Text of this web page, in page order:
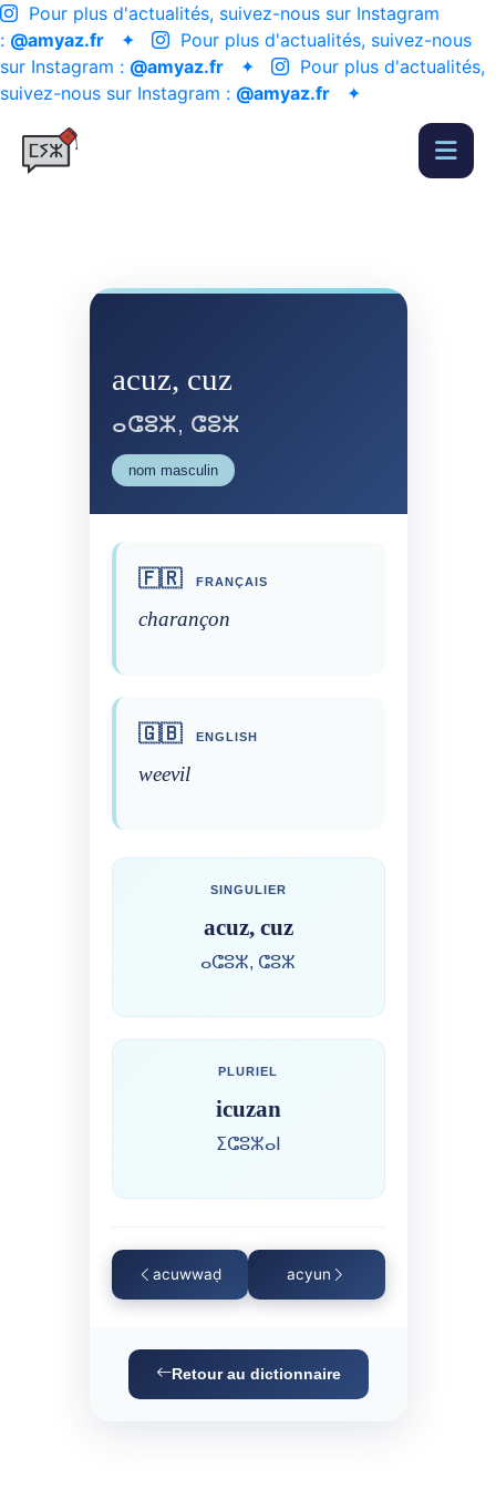
Pour plus d'actualités, suivez-nous sur Instagram
: @amyaz.fr ✦
Pour plus d'actualités, suivez-nous
sur Instagram : @amyaz.fr ✦
Pour plus d'actualités,
suivez-nous sur Instagram : @amyaz.fr ✦
acuz, cuz
ⴰⵛⵓⵣ, ⵛⵓⵣ
nom masculin
🇫🇷 FRANÇAIS
charançon
🇬🇧 ENGLISH
weevil
SINGULIER
acuz, cuz
ⴰⵛⵓⵣ, ⵛⵓⵣ
PLURIEL
icuzan
ⵉⵛⵓⵣⴰⵏ
acuwwaḍ acyun
Retour au dictionnaire